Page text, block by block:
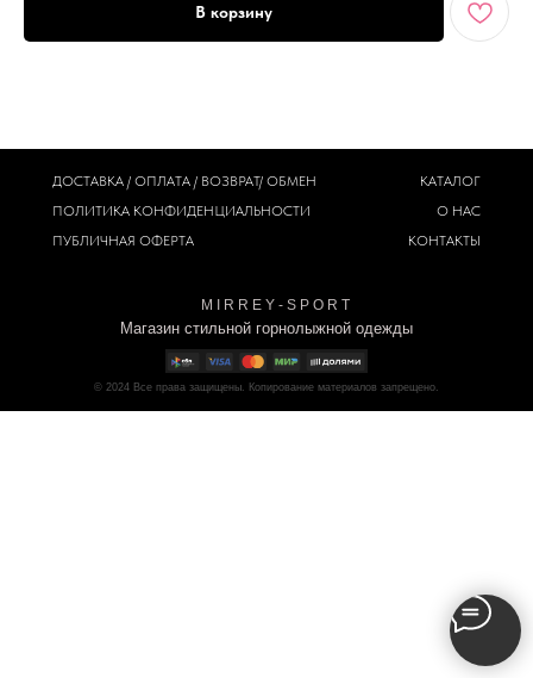
В корзину
M I R R E Y - S P O R T
Магазин стильной горнолыжной одежды
© 2024 Все права защищены. Копирование материалов запрещено.
ДОСТАВКА / ОПЛАТА / ВОЗВРАТ/ ОБМЕН
ПОЛИТИКА КОНФИДЕНЦИАЛЬНОСТИ
ПУБЛИЧНАЯ ОФЕРТА
КАТАЛОГ
О НАС
КОНТАКТЫ